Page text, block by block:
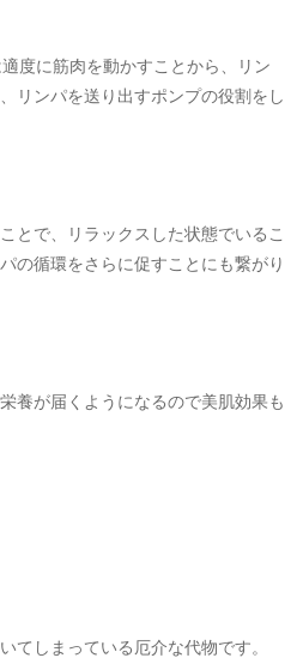
度に筋肉を動かすことから、リン
リンパを送り出すポンプの役割をし
とで、リラックスした状態でいるこ
の循環をさらに促すことにも繋がり
養が届くようになるので美肌効果も
てしまっている厄介な代物です。